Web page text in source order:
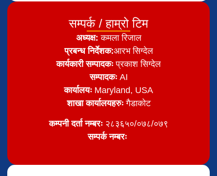
सम्पर्क / हाम्रो टिम
अध्यक्ष:कमला रिजाल
प्रबन्ध निर्देशक:आरभ सिग्देल
कार्यकारी सम्पादकः प्रकाश सिग्देल
सम्पादकःAI
कार्यालयः Maryland, USA
शाखा कार्यालयहरुःगैडाकोट
कम्पनी दर्ता नम्बरः २८३६५०/०७८/०७९
सम्पर्क नम्बरः